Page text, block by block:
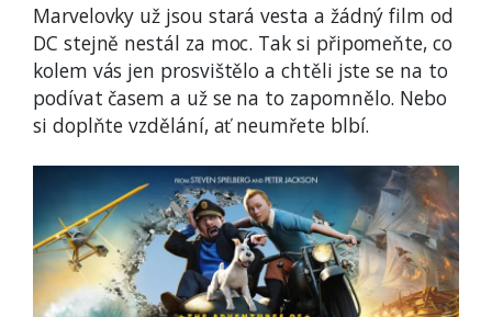
Marvelovky už jsou stará vesta a žádný film od
DC stejně nestál za moc. Tak si připomeňte, co
kolem vás jen prosvištělo a chtěli jste se na to
podívat časem a už se na to zapomnělo. Nebo
si doplňte vzdělání, ať neumřete blbí.